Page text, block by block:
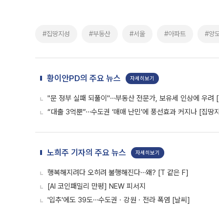
#집땅지성 #부동산 #서울 #아파트 #양
황이안PD의 주요 뉴스 자세히보기
"문 정부 실패 되풀이"⋯부동산 전문가, 보유세 인상에 우려
“대출 3억뿐”⋯수도권 ‘매매 난민’에 풍선효과 커지나 [집땅
노희주 기자의 주요 뉴스 자세히보기
행복해지려다 오히려 불행해진다⋯왜? [T 같은 F]
[AI 코인패밀리 만평] NEW 피서지
'입추'에도 39도⋯수도권ㆍ강원ㆍ전라 폭염 [날씨]